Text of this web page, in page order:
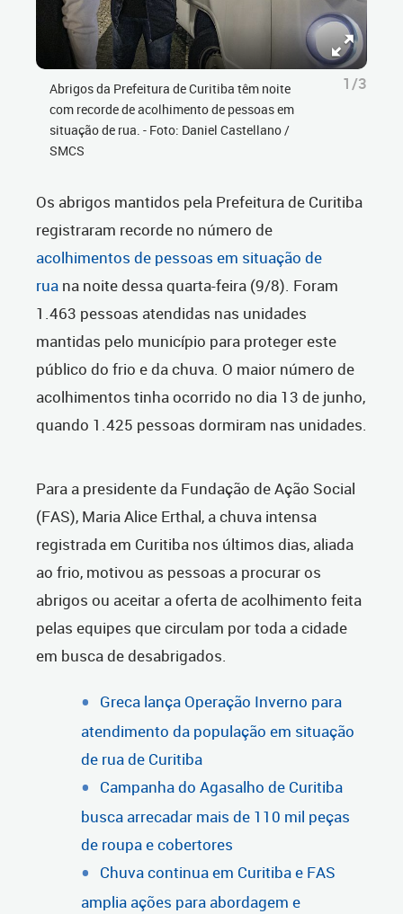
Abrigos da Prefeitura de Curitiba têm noite
com recorde de acolhimento de pessoas em
situação de rua. - Foto: Daniel Castellano /
SMCS
1/3
Os abrigos mantidos pela Prefeitura de Curitiba
registraram recorde no número de
acolhimentos de pessoas em situação de
rua na noite dessa quarta-feira (9/8). Foram
1.463 pessoas atendidas nas unidades
mantidas pelo município para proteger este
público do frio e da chuva. O maior número de
acolhimentos tinha ocorrido no dia 13 de junho,
quando 1.425 pessoas dormiram nas unidades.
Para a presidente da Fundação de Ação Social
(FAS), Maria Alice Erthal, a chuva intensa
registrada em Curitiba nos últimos dias, aliada
ao frio, motivou as pessoas a procurar os
abrigos ou aceitar a oferta de acolhimento feita
pelas equipes que circulam por toda a cidade
em busca de desabrigados.
Greca lança Operação Inverno para
atendimento da população em situação
de rua de Curitiba
Campanha do Agasalho de Curitiba
busca arrecadar mais de 110 mil peças
de roupa e cobertores
Chuva continua em Curitiba e FAS
amplia ações para abordagem e